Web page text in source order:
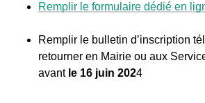
Remplir le formulaire dédié en
Remplir le bulletin d’inscription
retourner en Mairie ou aux
avant le 16 juin 2024